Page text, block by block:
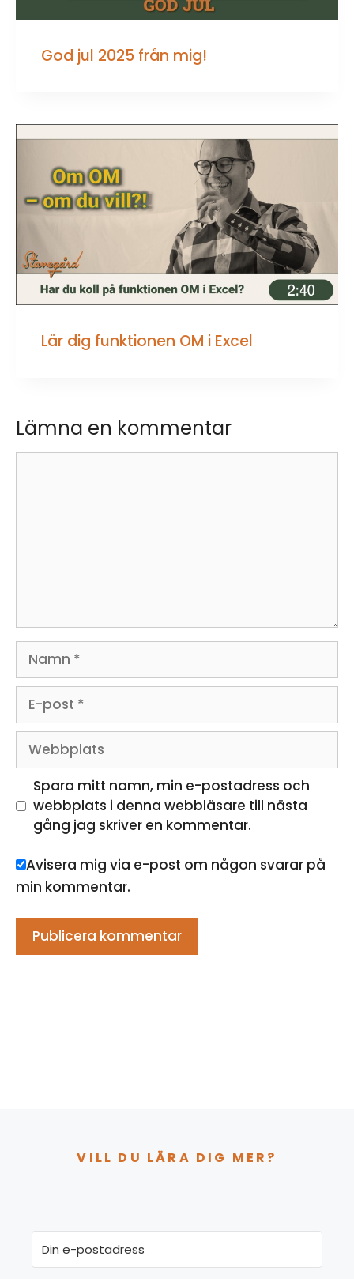
God jul 2025 från mig!
Lär dig funktionen OM i Excel
Lämna en kommentar
post
Webbplats
Spara mitt namn, min e-postadress och
webbplats i denna webbläsare till nästa
gång jag skriver en kommentar.
Avisera mig via e-post om någon svarar på
min kommentar.
VILL DU LÄRA DIG MER?